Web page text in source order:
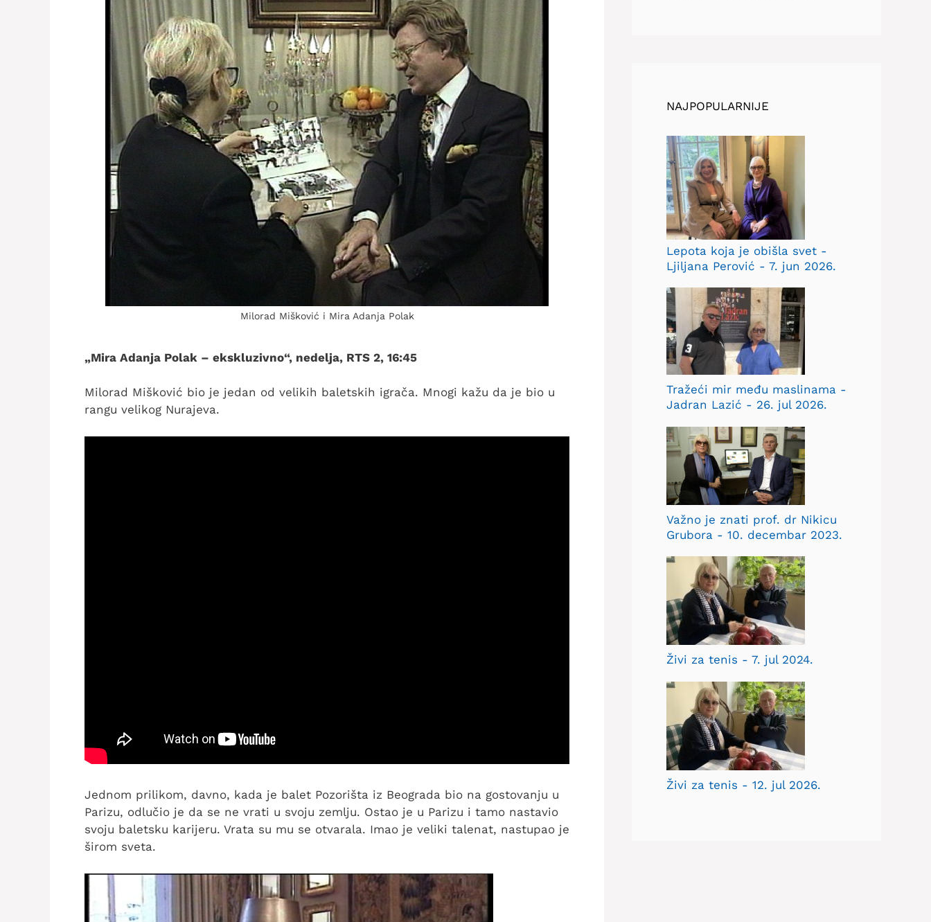
Milorad Mišković i Mira Adanja Polak
„Mira Adanja Polak – ekskluzivno“, nedelja, RTS 2, 16:45
Milorad Mišković bio je jedan od velikih baletskih igrača. Mnogi kažu da je bio u
rangu velikog Nurajeva.
Jednom prilikom, davno, kada je balet Pozorišta iz Beograda bio na gostovanju u
Parizu, odlučio je da se ne vrati u svoju zemlju. Ostao je u Parizu i tamo nastavio
svoju baletsku karijeru. Vrata su mu se otvarala. Imao je veliki talenat, nastupao je
širom sveta.
NAJPOPULARNIJE
Lepota koja je obišla svet -
Ljiljana Perović - 7. jun 2026.
Tražeći mir među maslinama -
Jadran Lazić - 26. jul 2026.
Važno je znati prof. dr Nikicu
Grubora - 10. decembar 2023.
Živi za tenis - 7. jul 2024.
Živi za tenis - 12. jul 2026.